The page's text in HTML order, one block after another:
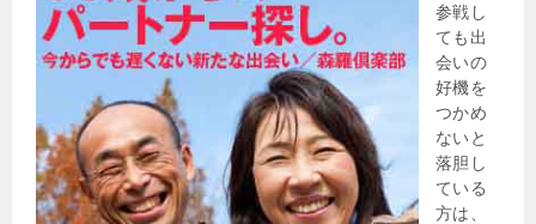
参戦し
ても出
会いの
好機を
つかめ
ないと
落胆し
ている
方は、